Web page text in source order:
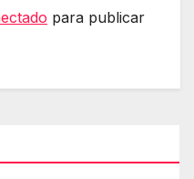
para publicar